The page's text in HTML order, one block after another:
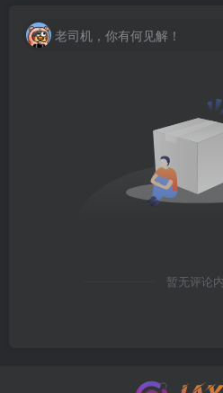
老司机，你有何见解！
暂无评论